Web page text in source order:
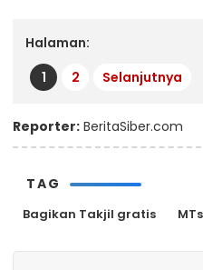
Halaman:
1
2 Selanjutnya
Reporter: BeritaSiber.com
TAG
Bagikan Takjil gratis